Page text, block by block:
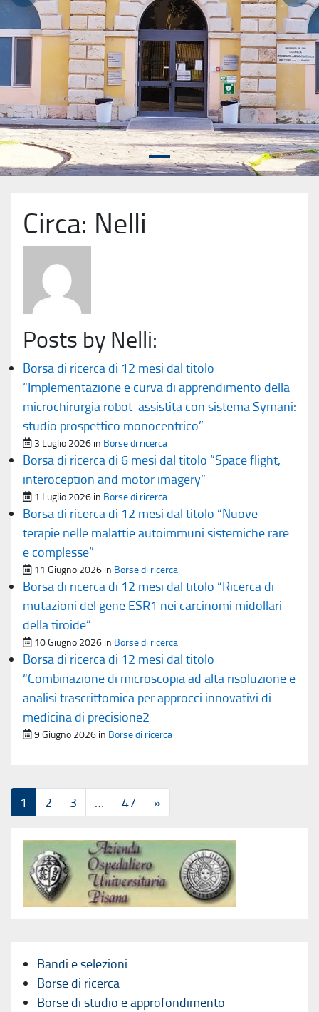
Circa: Nelli
Posts by Nelli:
Borsa di ricerca di 12 mesi dal titolo
“Implementazione e curva di apprendimento della
microchirurgia robot-assistita con sistema Symani:
studio prospettico monocentrico”
Pubblicato il
3 Luglio 2026 in Borse di ricerca
Borsa di ricerca di 6 mesi dal titolo “Space flight,
interoception and motor imagery”
Pubblicato il
1 Luglio 2026 in Borse di ricerca
Borsa di ricerca di 12 mesi dal titolo “Nuove
terapie nelle malattie autoimmuni sistemiche rare
e complesse”
Pubblicato il
11 Giugno 2026 in Borse di ricerca
Borsa di ricerca di 12 mesi dal titolo “Ricerca di
mutazioni del gene ESR1 nei carcinomi midollari
della tiroide”
Pubblicato il
10 Giugno 2026 in Borse di ricerca
Borsa di ricerca di 12 mesi dal titolo
“Combinazione di microscopia ad alta risoluzione e
analisi trascrittomica per approcci innovativi di
medicina di precisione2
Pubblicato il
9 Giugno 2026 in Borse di ricerca
1 2 3 … 47 »
Bandi e selezioni
Borse di ricerca
Borse di studio e approfondimento